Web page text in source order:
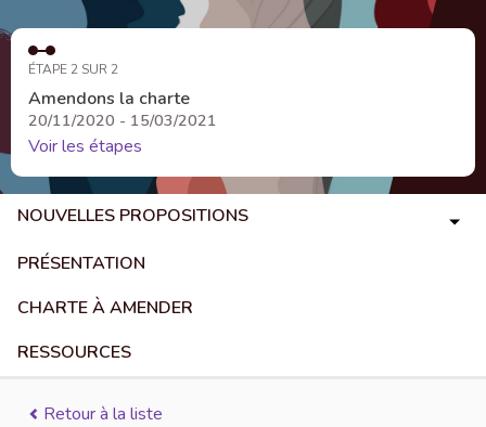
ÉTAPE 2 SUR 2
Amendons la charte
20/11/2020 - 15/03/2021
Voir les étapes
NOUVELLES PROPOSITIONS
PRÉSENTATION
CHARTE À AMENDER
RESSOURCES
Retour à la liste